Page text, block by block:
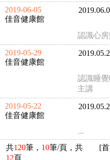
2019-06-05
佳音健康館
認識心
2019-05-29
佳音健康館
認識睡
主講
2019-05-22
佳音健康館
...
共120筆， 10筆/頁，共
12頁
[